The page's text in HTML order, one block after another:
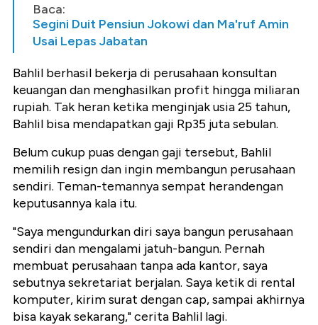
Baca:
Segini Duit Pensiun Jokowi dan Ma'ruf Amin
Usai Lepas Jabatan
Bahlil berhasil bekerja di perusahaan konsultan
keuangan dan menghasilkan profit hingga miliaran
rupiah. Tak heran ketika menginjak usia 25 tahun,
Bahlil bisa mendapatkan gaji Rp35 juta sebulan.
Belum cukup puas dengan gaji tersebut, Bahlil
memilih resign dan ingin membangun perusahaan
sendiri. Teman-temannya sempat herandengan
keputusannya kala itu.
"Saya mengundurkan diri saya bangun perusahaan
sendiri dan mengalami jatuh-bangun. Pernah
membuat perusahaan tanpa ada kantor, saya
sebutnya sekretariat berjalan. Saya ketik di rental
komputer, kirim surat dengan cap, sampai akhirnya
bisa kayak sekarang," cerita Bahlil lagi.